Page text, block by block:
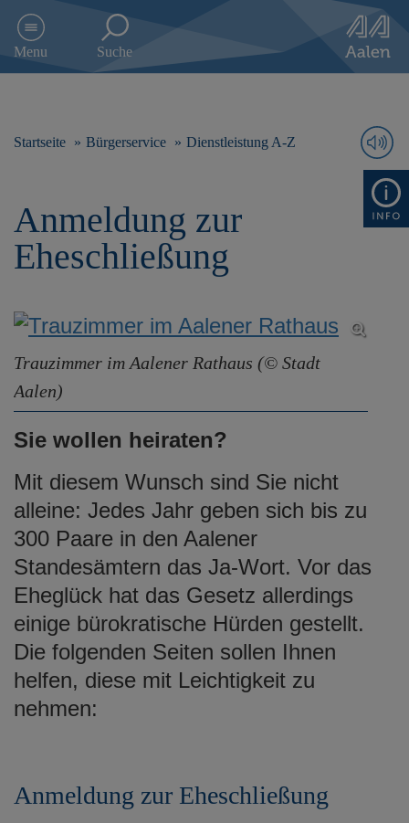
e
h
p
g
Menu Suche
Startseite Bürgerservice Dienstleistung A-Z
Anmeldung zur
Eheschließung
Trauzimmer im Aalener Rathaus (© Stadt
Aalen)
Sie wollen heiraten?
Mit diesem Wunsch sind Sie nicht
alleine: Jedes Jahr geben sich bis zu
300 Paare in den Aalener
Standesämtern das Ja-Wort. Vor das
Eheglück hat das Gesetz allerdings
einige bürokratische Hürden gestellt.
Die folgenden Seiten sollen Ihnen
helfen, diese mit Leichtigkeit zu
nehmen:
Anmeldung zur Eheschließung